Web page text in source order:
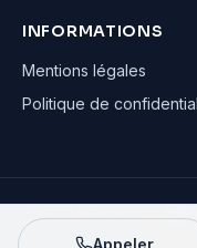
INFORMATIONS
Mentions légales
Politique de
Adrien Balavoine—
Appeler